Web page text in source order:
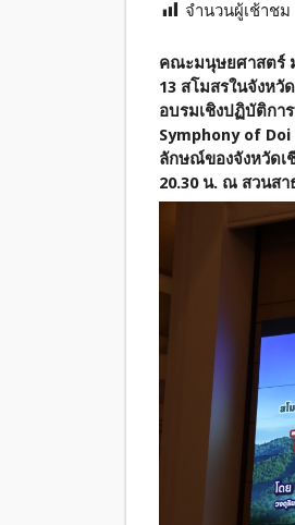
จำนวนผู้เช้าชม
คณะมนุษยศาสตร์
13 สโมสรในจังหวั
อบรมเชิงปฏิบัติกา
Symphony of
ลักษณ์ของจังหวัดเ
20.30 น. ณ สวนสา